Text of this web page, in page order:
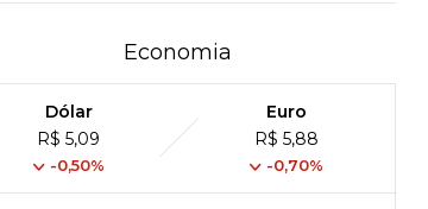
Economia
Dólar
R$ 5,09
-0,50%
Euro
R$ 5,88
-0,70%